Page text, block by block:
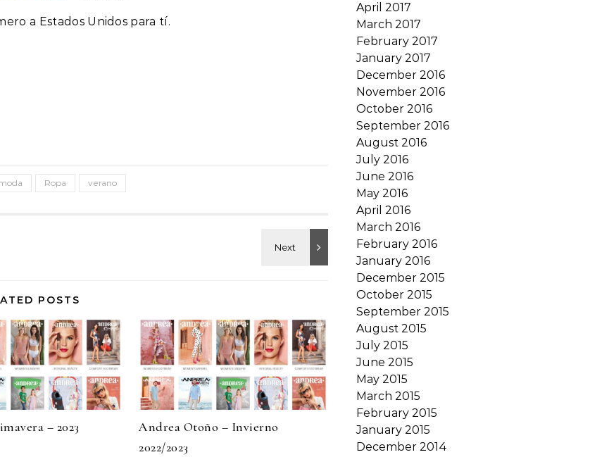
a Estados Unidos para tí.
Ropa verano
POSTS
– 2023
Andrea Otoño – Invierno
2022/2023
April 2017
March 2017
February 2017
January 2017
December 2016
November 2016
October 2016
September 2016
August 2016
July 2016
June 2016
May 2016
April 2016
March 2016
February 2016
January 2016
December 2015
October 2015
September 2015
August 2015
July 2015
June 2015
May 2015
March 2015
February 2015
January 2015
December 2014